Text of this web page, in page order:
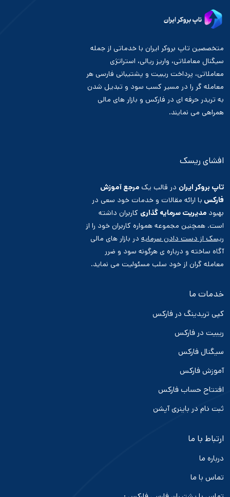
متخصصین تاپ بروکر ایران با خدماتی از جمله
سیگنال معاملاتی، واریز ریالی، استراتژی
معاملاتی، پرداخت ریبیت و پشتیبانی فارسی هر
معامله گر را در مسیر کسب سود و تبدیل شدن
به تریدر حرفه ای در فارکس و بازار های مالی
همراهی می نمایند.
افشای ریسک
تاپ بروکر ایران در قالب یک مرجع آموزش
فارکس با ارائه مقالات و خدمات خود سعی در
بهبود مدیریت سرمایه گذاری کاربران داشته
است. همچنین مجموعه همواره کاربران خود را از
ریسک از دست دادن سرمایه در بازار های مالی
آگاه ساخته و درباره ی هرگونه سود و ضرر
معامله گران از خود سلب مسئولیت می نماید.
خدمات ما
کپی تریدینگ در فارکس
ریبیت در فارکس
سیگنال فارکس
آموزش فارکس
افتتاح حساب فارکس
ثبت نام در باینری آپشن
ارتباط با ما
درباره ما
تماس با ما